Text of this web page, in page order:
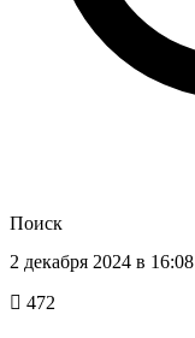
Поиск
2 декабря 2024 в 16:08
472